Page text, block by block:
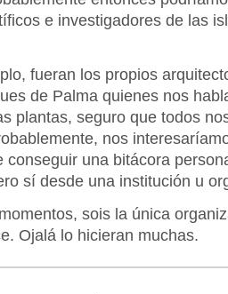
e investigadores de las
fueran los propios
de Palma quienes nos
plantas, seguro que todos
nos
conseguir una bitácora
sí desde una institución u
sois la única
Ojalá lo hicieran muchas.